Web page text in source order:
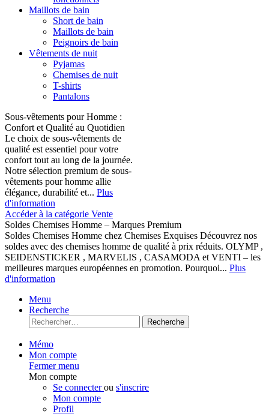
Maillots de bain
Short de bain
Maillots de bain
Peignoirs de bain
Vêtements de nuit
Pyjamas
Chemises de nuit
T-shirts
Pantalons
Sous-vêtements pour Homme :
Confort et Qualité au Quotidien
Le choix de sous-vêtements de
qualité est essentiel pour votre
confort tout au long de la journée.
Notre sélection premium de sous-
vêtements pour homme allie
élégance, durabilité et... Plus
d'information
Accéder à la catégorie Vente
Soldes Chemises Homme – Marques Premium
Soldes Chemises Homme chez Chemises Exquises Découvrez nos
soldes avec des chemises homme de qualité à prix réduits. OLYMP ,
SEIDENSTICKER , MARVELIS , CASAMODA et VENTI – les
meilleures marques européennes en promotion. Pourquoi... Plus
d'information
Menu
Recherche
Recherche
Mémo
Mon compte
Fermer menu
Mon compte
Se connecterou s'inscrire
Mon compte
Profil